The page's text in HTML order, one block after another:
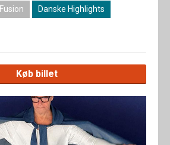
Fusion Danske Highlights
Køb billet